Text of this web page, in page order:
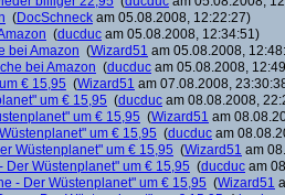
(DocSchneck am 05.08.2008, 12:22:27)
(ducduc am 05.08.2008, 12:34:51)
bei Amazon (Wizard51 am 05.08.2008,
bei Amazon (ducduc am 05.08.2008,
€ 15,95 (Wizard51 am 07.08.2008,
um € 15,95 (ducduc am 08.08.2008,
um € 15,95 (Wizard51 am
um € 15,95 (ducduc am
Wüstenplanet" um € 15,95 (Wizard51 am
Der Wüstenplanet" um € 15,95 (ducduc am
- Der Wüstenplanet" um € 15,95 (Wizard51